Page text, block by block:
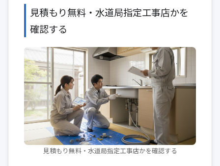
見積もり無料・水道局指定工事店かを
確認する
見積もり無料・水道局指定工事店かを確認する